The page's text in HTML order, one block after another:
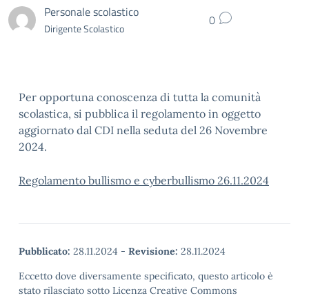
Personale scolastico
Dirigente Scolastico 0
Per opportuna conoscenza di tutta la comunità
scolastica, si pubblica il regolamento in oggetto
aggiornato dal CDI nella seduta del 26 Novembre
2024.
Regolamento bullismo e cyberbullismo 26.11.2024
Pubblicato: 28.11.2024 - Revisione: 28.11.2024
Eccetto dove diversamente specificato, questo articolo è
stato rilasciato sotto Licenza Creative Commons